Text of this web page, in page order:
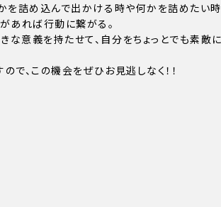
を詰め込んで出かける時や何かを詰めたい
あれば行動に繋がる。
意義を持たせて、自分をちょっとでも素敵に
で、この機会をぜひお見逃しなく！！